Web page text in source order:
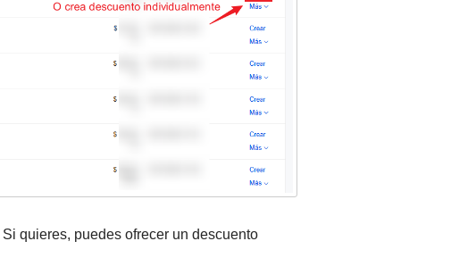
quieres, puedes ofrecer un descuento